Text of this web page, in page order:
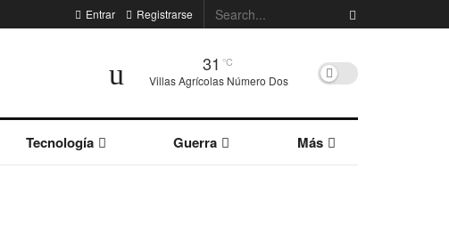
Entrar Registrarse
31 °C
Villas Agrícolas Número Dos
Tecnología Guerra Más